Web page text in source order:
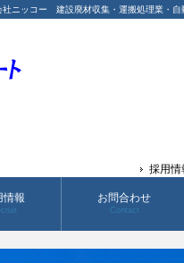
建設廃材収集・運搬処理業・
ニッコー
採用情
情報 お問合わせ
Contact